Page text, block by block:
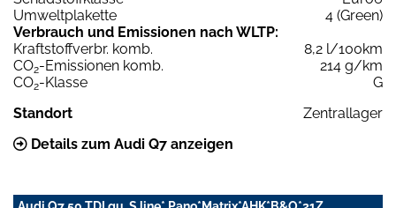
Umweltplakette
4 (Green)
Verbrauch und Emissionen nach WLTP:
Kraftstoffverbr. komb.
8,2 l/100km
CO2-Emissionen komb.
214 g/km
CO2-Klasse
G
Standort
Zentrallager
Details zum Audi Q7 anzeigen